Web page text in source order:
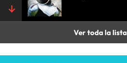
Ver toda la lista